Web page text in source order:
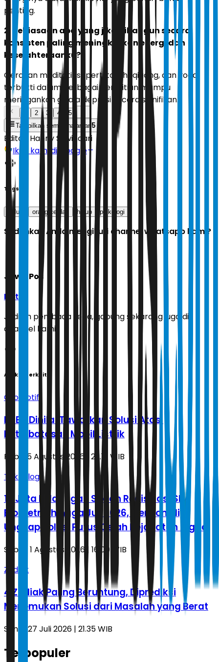
penting.
2. Kebiasaan apa yang jika dibangun secara
konsisten paling meningkatkan energi dan
kesejahteraanku?
Gerakan meditatif seperti tai chi, qigong, dan yoga
terbukti dalam berbagai penelitian mampu
meringankan gejala depresi secara signifikan.
2 3 4
5
Tampilkan semua halaman 5
Editor: Hanny Suwindari
Ikuti kami di Google
Tags
solusi orang cerdas hidup psikologi
Sudahkah Anda mengikuti channel whatsapp kami?
Jawa Pos
Ikuti
Jadilah pembaca setia, gabung sekarang juga di
channel kami!
Artikel Terkait
Otomotif
PHEV Dinilai Tawarkan Solusi Atasi
Keterbatasan Mobil Listrik
Rabu, 5 Agustus 2026 | 22.13 WIB
Teknologi
10 Juta Pelanggan Sudah Registrasi SIM
Biometrik hingga Juli 2026, Menkomdigi
Ungkap Solusi Putus Celah Kejahatan Digital
Sabtu, 1 Agustus 2026 | 16.00 WIB
Zodiak
4 Zodiak Paling Beruntung, Diprediksi
Menemukan Solusi dari Masalah yang Berat
Senin, 27 Juli 2026 | 21.35 WIB
Terpopuler